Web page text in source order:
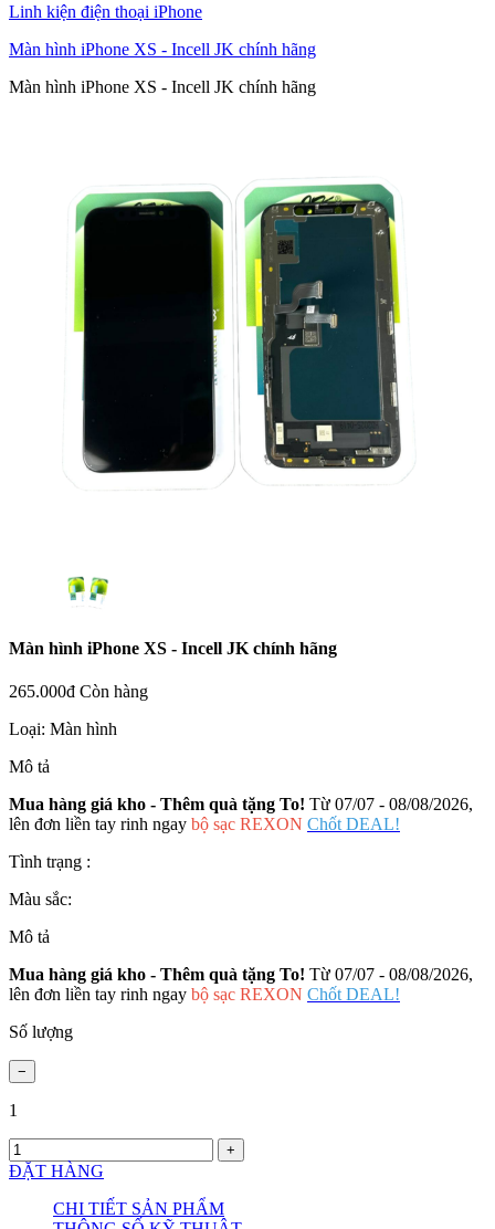
Linh kiện điện thoại iPhone
Màn hình iPhone XS - Incell JK chính hãng
Màn hình iPhone XS - Incell JK chính hãng
Màn hình iPhone XS - Incell JK chính hãng
265.000đ Còn hàng
Loại: Màn hình
Mô tả
Mua hàng giá kho - Thêm quà tặng To! Từ 07/07 - 08/08/2026,
lên đơn liền tay rinh ngay bộ sạc REXON Chốt DEAL!
Tình trạng :
Màu sắc:
Mô tả
Mua hàng giá kho - Thêm quà tặng To! Từ 07/07 - 08/08/2026,
lên đơn liền tay rinh ngay bộ sạc REXON Chốt DEAL!
Số lượng
1
ĐẶT HÀNG
CHI TIẾT SẢN PHẨM